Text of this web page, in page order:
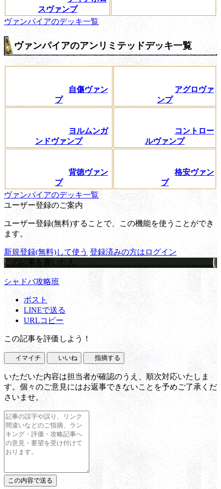
スヴァンプ
ヴァンパイアのデッキ一覧
ヴァンパイアのアンリミテッドデッキ一覧
自傷ヴァン
プ
アグロヴァ
ンプ
ヨルムンガ
ンドヴァンプ
コントロー
ルヴァンプ
背徳ヴァン
プ
格安ヴァン
プ
ヴァンパイアのデッキ一覧
ユーザー登録のご案内
ユーザー登録(無料)することで、この機能を使うことができ
ます。
新規登録(無料)して使う 登録済みの方はログイン
この記事を書いた人
シャドバ攻略班
ポスト
LINEで送る
URLコピー
この記事を評価しよう！
イマイチ いいね 指摘する
いただいた内容は担当者が確認のうえ、順次対応いたしま
す。個々のご意見にはお返事できないことを予めご了承くだ
さいませ。